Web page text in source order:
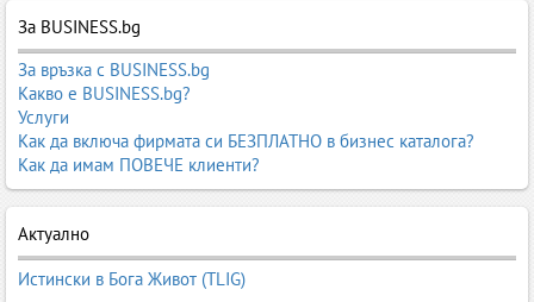
световни марки, дилъри на нови автомобили, сервизни
центрове, лизингови компании, застрахователи и фирми за
корпоративни автопаркове. Категорията „Автомобили“ в
Business.bg обединява всички ключови участници в този
сектор, за да помогне на потребителите да направят
информиран избор.
Тук ще откриете информация за най-популярните автомобилни
гаранционни условия, лизингови програми и застрахователни
услуги. Независимо дали търсите нов автомобил, фирмен
автопарк, електромобил или премиум модел – тази страница е
За BUSINESS.bg
За връзка с BUSINESS.bg
Какво е BUSINESS.bg?
Услуги
Как да включа фирмата си БЕЗПЛАТНО в бизнес каталога?
Как да имам ПОВЕЧЕ клиенти?
Актуално
Истински в Бога Живот (TLIG)